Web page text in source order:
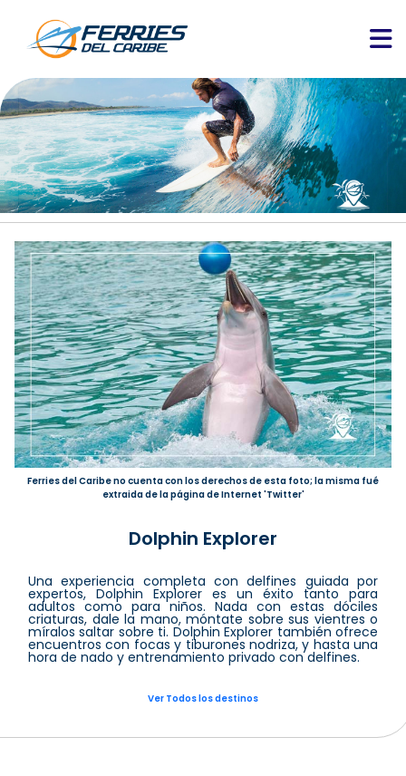
Ferries del Caribe no cuenta con los derechos de esta foto; la misma fué
extraida de la página de Internet 'Twitter'
Dolphin Explorer
Una experiencia completa con delfines guiada por
expertos, Dolphin Explorer es un éxito tanto para
adultos como para niños. Nada con estas dóciles
criaturas, dale la mano, móntate sobre sus vientres o
míralos saltar sobre ti. Dolphin Explorer también ofrece
encuentros con focas y tiburones nodriza, y hasta una
hora de nado y entrenamiento privado con delfines.
Ver Todos los destinos